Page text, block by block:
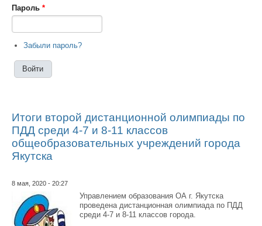
Пароль *
Забыли пароль?
Итоги второй дистанционной олимпиады по
ПДД среди 4-7 и 8-11 классов
общеобразовательных учреждений города
Якутска
8 мая, 2020 - 20:27
Управлением образования ОА г. Якутска
проведена дистанционная олимпиада по ПДД
среди 4-7 и 8-11 классов города.